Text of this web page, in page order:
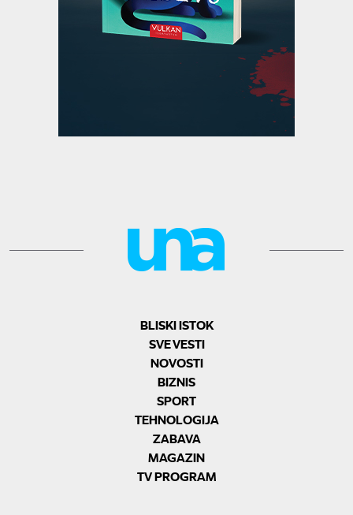
BLISKI ISTOK
SVE VESTI
NOVOSTI
BIZNIS
SPORT
TEHNOLOGIJA
ZABAVA
MAGAZIN
TV PROGRAM